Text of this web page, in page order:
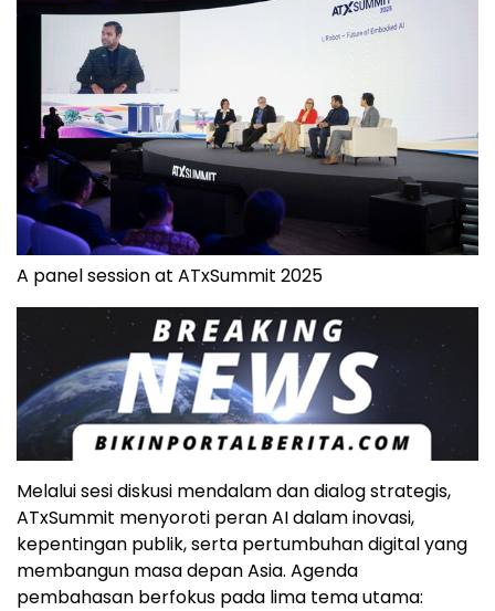
A panel session at ATxSummit 2025
Melalui sesi diskusi mendalam dan dialog strategis,
ATxSummit menyoroti peran AI dalam inovasi,
kepentingan publik, serta pertumbuhan digital yang
membangun masa depan Asia. Agenda
pembahasan berfokus pada lima tema utama: